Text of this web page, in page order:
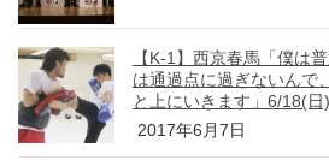
【K-1】西京春馬「僕は
は通過点に過ぎないんで
と上にいきます」6/18(日)
2017年6月7日